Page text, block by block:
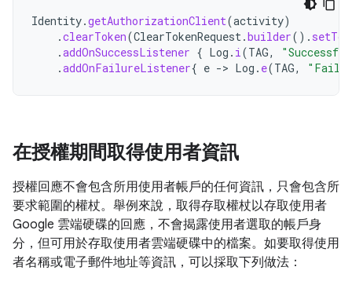
Identity.getAuthorizationClient(activity)
.clearToken(ClearTokenRequest.builder().
.addOnSuccessListener { Log . i(TAG,
.addOnFailureListener{ e -> Log . e(TAG,
在授權期間取得使用者資訊
授權回應不會包含所用使用者帳戶的任何資訊，只會包含所
要求範圍的權杖。舉例來說，取得存取權杖以存取使用者
Google 雲端硬碟的回應，不會揭露使用者選取的帳戶身
分，但可用於存取使用者雲端硬碟中的檔案。如要取得使用
者名稱或電子郵件地址等資訊，可以採取下列做法：